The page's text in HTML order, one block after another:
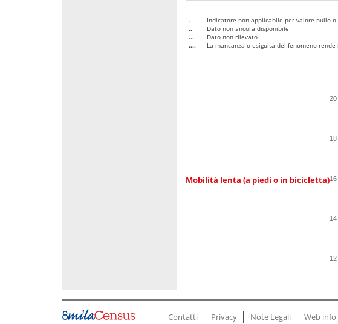
-
Indicatore non applicabile per valore nullo
..
Dato non ancora disponibile
...
Dato non rilevato
....
La mancanza o esiguità del fenomeno
Mobilità lenta (a piedi o in bicicletta)
12
14
16
18
20
Contatti Privacy Note Legali Web info